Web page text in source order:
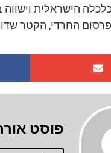
הישראלית
החרדי, הקטר
פוסט